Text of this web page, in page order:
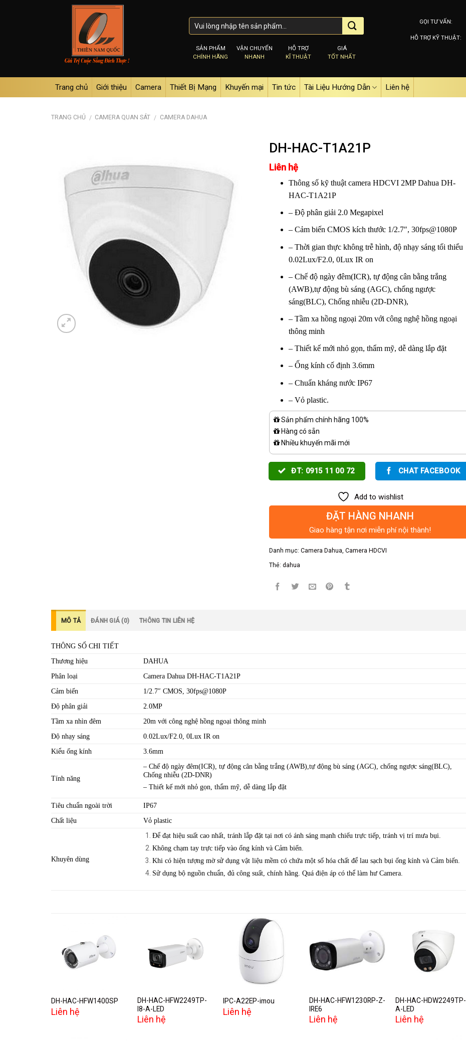
SẢN PHẨM
CHÍNH HÃNG
VẬN CHUYỂN
NHANH
HỖ TRỢ
KĨ THUẬT
GIÁ
TỐT NHẤT
GỌI TƯ VẤN:
HỖ TRỢ KỸ THUẬT:
Trang chủ Giới thiệu Camera Thiết Bị Mạng Khuyến mại Tin tức Tài Liệu Hướng Dẫn Liên hệ
TRANG CHỦ / CAMERA QUAN SÁT / CAMERA DAHUA
Add to
DH-HAC-T1A21P
Liên hệ
Thông số kỹ thuật camera HDCVI 2MP Dahua DH-
HAC-T1A21P
– Độ phân giải 2.0 Megapixel
– Cảm biến CMOS kích thước 1/2.7″, 30fps@1080P
– Thời gian thực không trễ hình, độ nhạy sáng tối thiểu
0.02Lux/F2.0, 0Lux IR on
– Chế độ ngày đêm(ICR), tự động cân bằng trắng
(AWB),tự động bù sáng (AGC), chống ngược
sáng(BLC), Chống nhiễu (2D-DNR),
– Tầm xa hồng ngoại 20m với công nghệ hồng ngoại
thông minh
– Thiết kế mới nhỏ gọn, thẩm mỹ, dễ dàng lắp đặt
– Ống kính cố định 3.6mm
– Chuẩn kháng nước IP67
– Vỏ plastic.
Sản phẩm chính hãng 100%
Hàng có sẵn
Nhiều khuyến mãi mới
ĐT: 0915 11 00 72 CHAT FACEBOOK
Add to wishlist
ĐẶT HÀNG NHANH
Giao hàng tận nơi miễn phí nội thành!
Danh mục: Camera Dahua, Camera HDCVI
Thẻ: dahua
MÔ TẢ ĐÁNH GIÁ (0) THÔNG TIN LIÊN HỆ
THÔNG SỐ CHI TIẾT
Thương hiệu
DAHUA
Phân loại
Camera Dahua DH-HAC-T1A21P
Cảm biến
1/2.7″ CMOS, 30fps@1080P
Độ phân giải
2.0MP
Tầm xa nhìn đêm
20m với công nghệ hồng ngoại thông minh
Độ nhạy sáng
0.02Lux/F2.0, 0Lux IR on
Kiểu ống kính
3.6mm
Tính năng
– Chế độ ngày đêm(ICR), tự động cân bằng trắng (AWB),tự động bù sáng (AGC), chống ngược sáng(BLC),
Chống nhiễu (2D-DNR)
– Thiết kế mới nhỏ gọn, thẩm mỹ, dễ dàng lắp đặt
Tiêu chuẩn ngoài trời
IP67
Chất liệu
Vỏ plastic
Khuyên dùng
Để đạt hiệu suất cao nhất, tránh lắp đặt tại nơi có ánh sáng mạnh chiếu trực tiếp, tránh vị trí mưa bụi.
Không chạm tay trực tiếp vào ống kính và Cảm biến.
Khi có hiện tượng mờ sử dụng vật liệu mềm có chứa một số hóa chất để lau sạch bụi ống kính và Cảm biến.
Sử dụng bộ nguồn chuẩn, đủ công suất, chính hãng. Quá điện áp có thể làm hư Camera.
Add to
DH-HAC-HFW1400SP
Liên hệ
Add to
DH-HAC-HFW2249TP-
I8-A-LED
Liên hệ
Add to
IPC-A22EP-imou
Liên hệ
Add to
wishlist
DH-HAC-HFW1230RP-Z-
IRE6
Liên hệ
Add to
wishlist
DH-HAC-HDW2249TP-
A-LED
Liên hệ